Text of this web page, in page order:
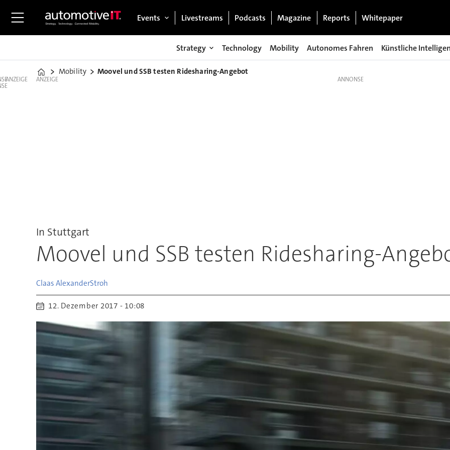
Events Livestreams Podcasts Magazine Reports Whitepaper
Strategy Technology Mobility Autonomes Fahren Künstliche
Home
Mobility Moovel und SSB testen Ridesharing-Angebot
ANZEIGE ANZEIGE
In Stuttgart
Moovel und SSB testen Ridesharing-
Claas AlexanderStroh
12. Dezember 2017 - 10:08